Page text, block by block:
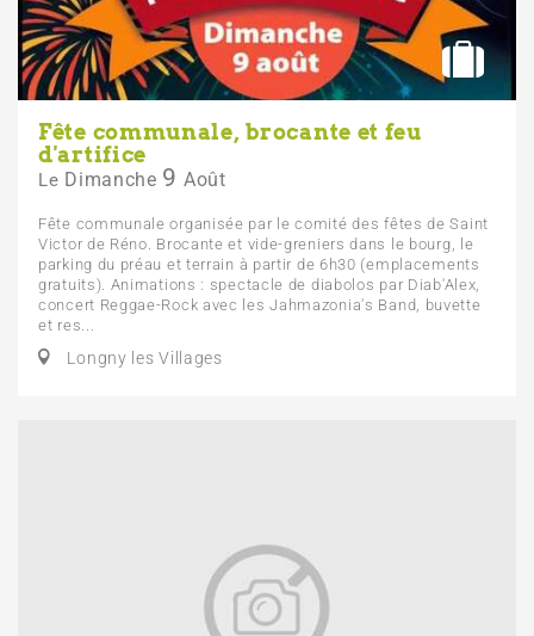
Fête communale, brocante et feu
d'artifice
Le Dimanche 9 Août
Fête communale organisée par le comité des fêtes de Saint
Victor de Réno. Brocante et vide-greniers dans le bourg, le
parking du préau et terrain à partir de 6h30 (emplacements
gratuits). Animations : spectacle de diabolos par Diab'Alex,
concert Reggae-Rock avec les Jahmazonia's Band, buvette
et res...
Longny les Villages